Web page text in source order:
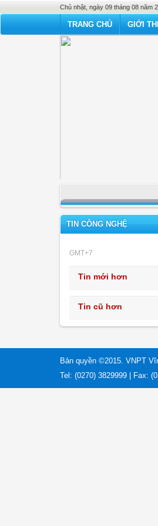
Chủ nhật, ngày 09 tháng 08 năm
TRANG CHỦ GIỚI
TIN CÔNG NGHỆ
GMT+7
Tin mới hơn
Tin cũ hơn
Bản quyền ©2015. VNPT
Tel: (0270) 3829999 | Fax: